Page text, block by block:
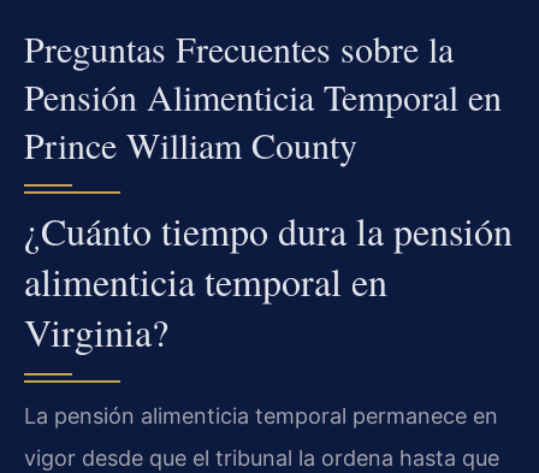
Preguntas Frecuentes sobre la
Pensión Alimenticia Temporal en
Prince William County
¿Cuánto tiempo dura la pensión
alimenticia temporal en
Virginia?
La pensión alimenticia temporal permanece en
vigor desde que el tribunal la ordena hasta que